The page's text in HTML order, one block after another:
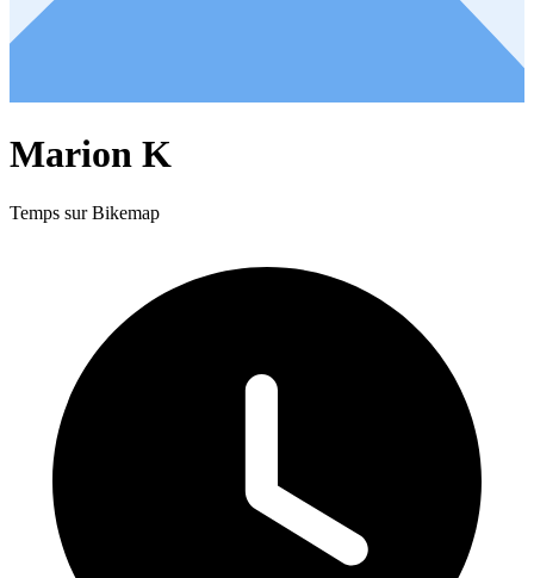
Marion K
Temps sur Bikemap